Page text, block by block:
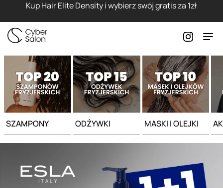
Kup Hair Elite Density i wybierz swój gratis za 1zł
SZAMPONY ODŻYWKI MASKI I OLEJKI
Strona główna - Cyber Salon